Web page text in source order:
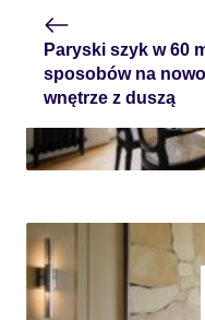
Paryski szyk w 60
sposobów na
wnętrze z duszą